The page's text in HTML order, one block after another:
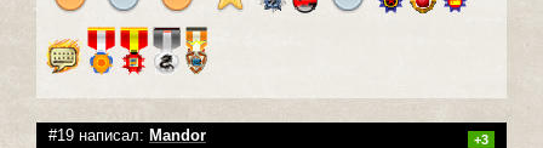
#19 написал: Mandor +3